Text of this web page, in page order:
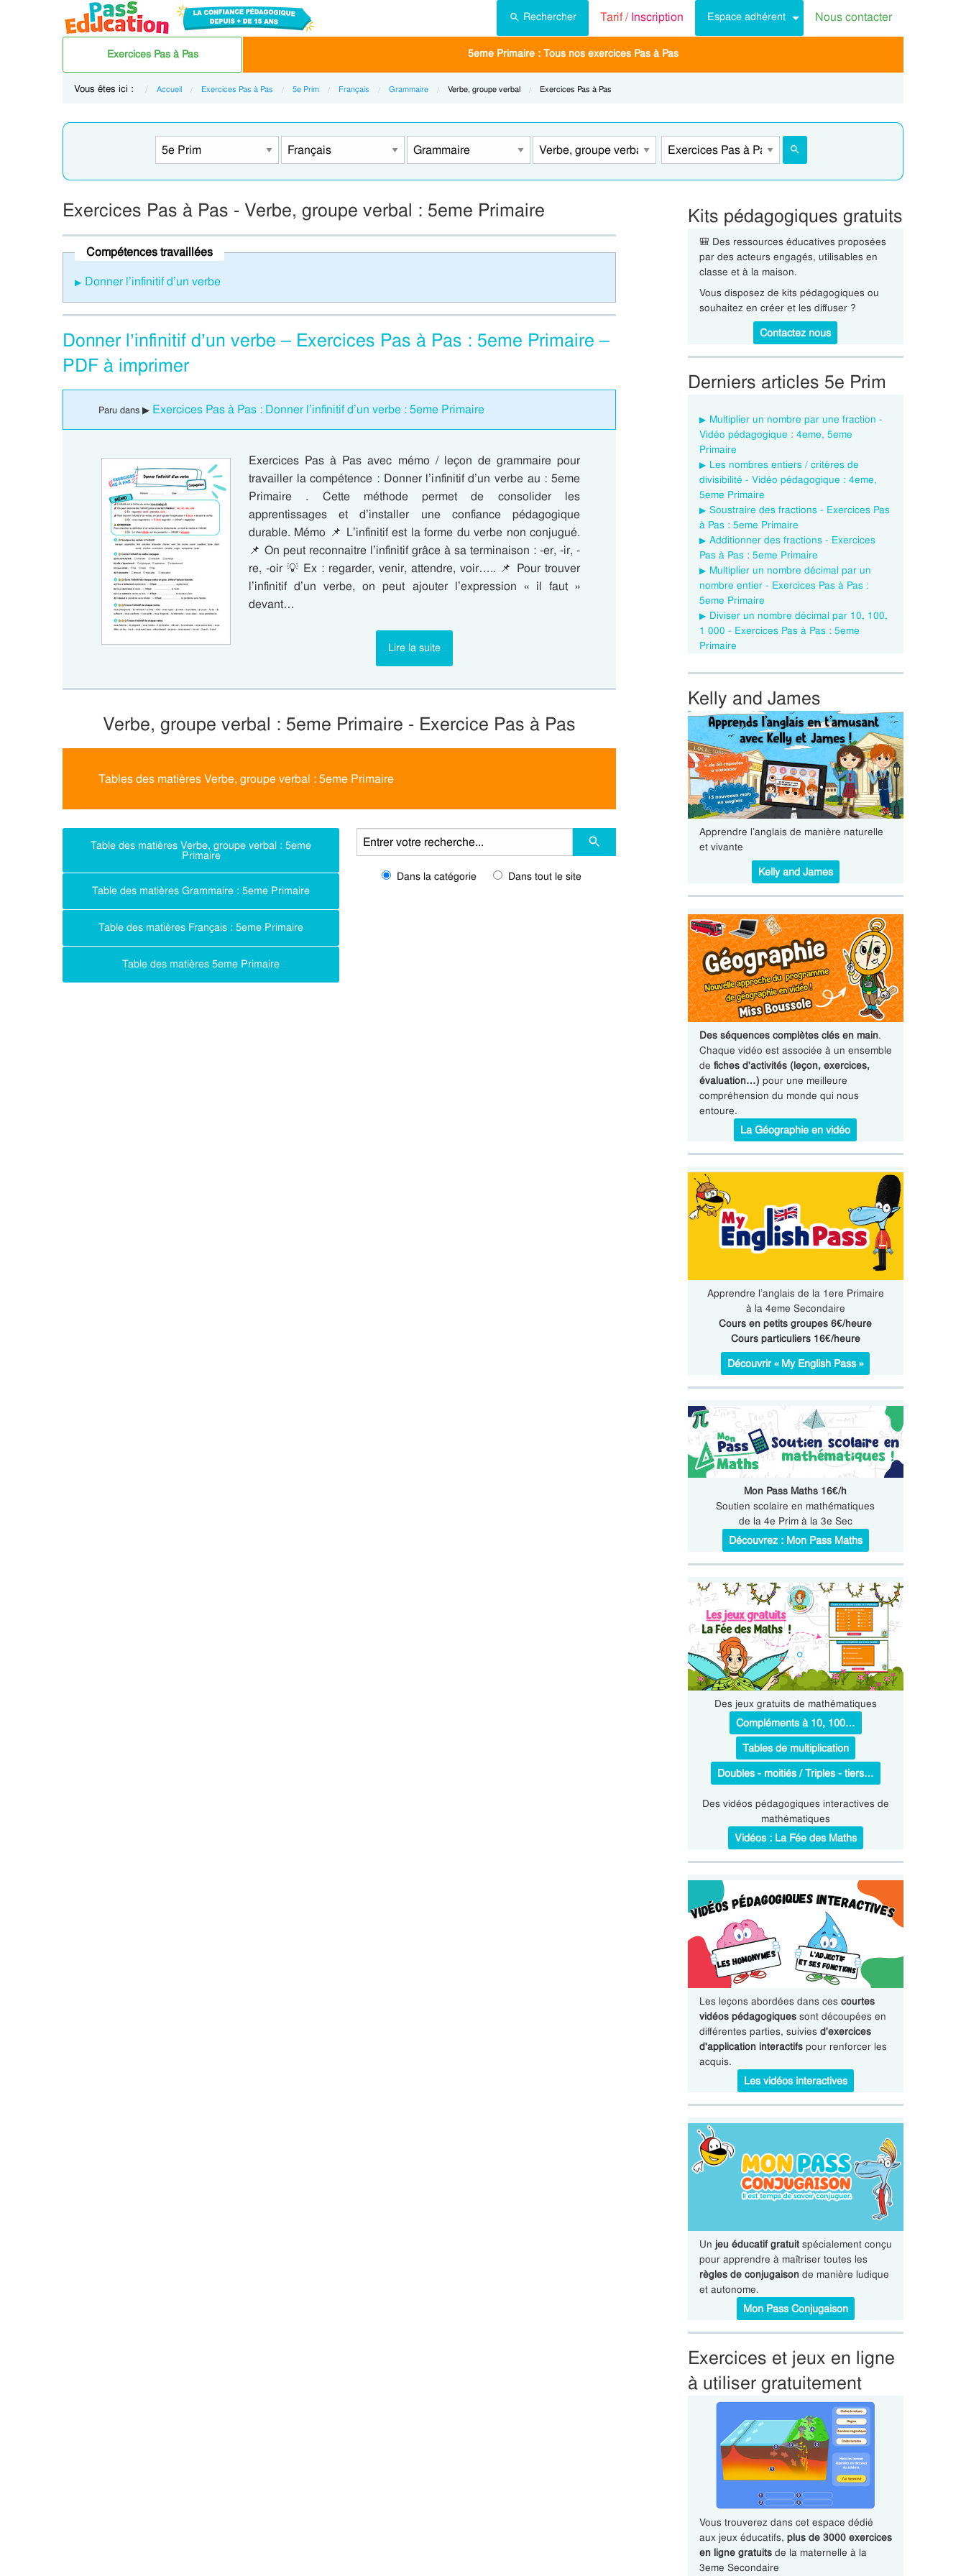
Rechercher Tarif /Inscription Espace adhérent Nous contacter
Exercices Pas à Pas 5eme Primaire : Tous nos exercices Pas à Pas
Vous êtes ici : Accueil Exercices Pas à Pas 5e Prim Français Grammaire Current:
Verbe, groupe verbal Current:
Exercices Pas à Pas
Exercices Pas à Pas - Verbe, groupe verbal : 5eme Primaire
Compétences travaillées
Donner l’infinitif d’un verbe
Donner l’infinitif d’un verbe – Exercices Pas à Pas : 5eme Primaire –
PDF à imprimer
Paru dans ▶ Exercices Pas à Pas : Donner l’infinitif d’un verbe : 5eme Primaire
Exercices Pas à Pas avec mémo / leçon de grammaire pour
travailler la compétence : Donner l’infinitif d’un verbe au : 5eme
Primaire . Cette méthode permet de consolider les
apprentissages et d’installer une confiance pédagogique
durable. Mémo 📌 L’infinitif est la forme du verbe non conjugué.
📌 On peut reconnaitre l’infinitif grâce à sa terminaison : -er, -ir, -
re, -oir 💡 Ex : regarder, venir, attendre, voir….. 📌 Pour trouver
l’infinitif d’un verbe, on peut ajouter l’expression « il faut »
devant…
Lire la suite
Verbe, groupe verbal : 5eme Primaire - Exercice Pas à Pas
Tables des matières Verbe, groupe verbal : 5eme Primaire
Table des matières Verbe, groupe verbal : 5eme
Primaire
Table des matières Grammaire : 5eme Primaire
Table des matières Français : 5eme Primaire
Table des matières 5eme Primaire
Dans la catégorie Dans tout le site
Kits pédagogiques gratuits
🎒 Des ressources éducatives proposées
par des acteurs engagés, utilisables en
classe et à la maison.
Vous disposez de kits pédagogiques ou
souhaitez en créer et les diffuser ?
Contactez nous
Derniers articles 5e Prim
Multiplier un nombre par une fraction -
Vidéo pédagogique : 4eme, 5eme
Primaire
Les nombres entiers / critères de
divisibilité - Vidéo pédagogique : 4eme,
5eme Primaire
Soustraire des fractions - Exercices Pas
à Pas : 5eme Primaire
Additionner des fractions - Exercices
Pas à Pas : 5eme Primaire
Multiplier un nombre décimal par un
nombre entier - Exercices Pas à Pas :
5eme Primaire
Diviser un nombre décimal par 10, 100,
1 000 - Exercices Pas à Pas : 5eme
Primaire
Kelly and James
Apprendre l’anglais de manière naturelle
et vivante
Kelly and James
Des séquences complètes clés en main.
Chaque vidéo est associée à un ensemble
de fiches d'activités (leçon, exercices,
évaluation…) pour une meilleure
compréhension du monde qui nous
entoure.
La Géographie en vidéo
Apprendre l’anglais de la 1ere Primaire
à la 4eme Secondaire
Cours en petits groupes 6€/heure
Cours particuliers 16€/heure
Découvrir « My English Pass »
Mon Pass Maths 16€/h
Soutien scolaire en mathématiques
de la 4e Prim à la 3e Sec
Découvrez : Mon Pass Maths
Des jeux gratuits de mathématiques
Compléments à 10, 100…
Tables de multiplication
Doubles - moitiés / Triples - tiers…
Des vidéos pédagogiques interactives de
mathématiques
Vidéos : La Fée des Maths
Les leçons abordées dans ces courtes
vidéos pédagogiquessont découpées en
différentes parties, suivies d'exercices
d'application interactifspour renforcer les
acquis.
Les vidéos interactives
Un jeu éducatif gratuitspécialement conçu
pour apprendre à maîtriser toutes les
règles de conjugaisonde manière ludique
et autonome.
Mon Pass Conjugaison
Exercices et jeux en ligne
à utiliser gratuitement
Vous trouverez dans cet espace dédié
aux jeux éducatifs, plus de 3000 exercices
en ligne gratuitsde la maternelle à la
3eme Secondaire